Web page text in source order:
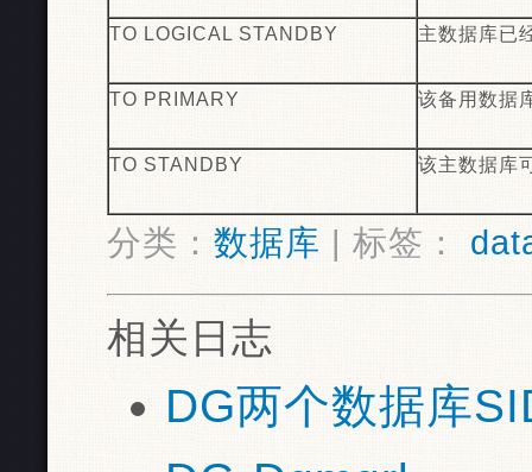
TO LOGICAL STANDBY 主数据库已
TO PRIMARY 该备用数据
TO STANDBY 该主数据库
分类： 数据库 | 标签：
相关日志
DG两个数据库